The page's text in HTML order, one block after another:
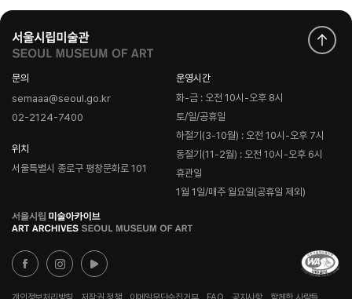
문의
semaaa@seoul.go.kr
02-2124-7400
위치
서울특별시 종로구 평창문화로 101
운영시간
화-금 : 오전 10시-오후 8시
토/일/공휴일
하절기(3-10월) : 오전 10시-오후 7시
동절기(11-2월) : 오전 10시-오후 6시
휴관일
1월 1일/매주 월요일(공휴일 제외)
로
고